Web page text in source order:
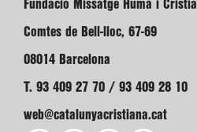
Fundació Missatge Humà i Cristià
Comtes de Bell-lloc, 67-69
08014 Barcelona
T. 93 409 27 70 / 93 409 28 10
web@catalunyacristiana.cat